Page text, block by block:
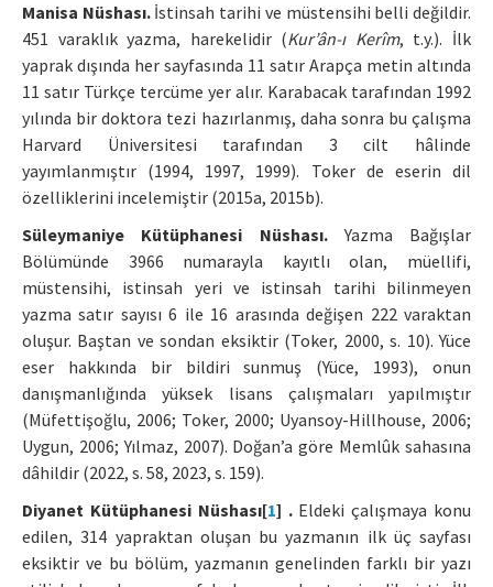
Manisa Nüshası.İstinsah tarihi ve müstensihi belli değildir.
451 varaklık yazma, harekelidir (Kur’ân-ı Kerîm, t.y.). İlk
yaprak dışında her sayfasında 11 satır Arapça metin altında
11 satır Türkçe tercüme yer alır. Karabacak tarafından 1992
yılında bir doktora tezi hazırlanmış, daha sonra bu çalışma
Harvard Üniversitesi tarafından 3 cilt hâlinde
yayımlanmıştır (1994, 1997, 1999). Toker de eserin dil
özelliklerini incelemiştir (2015a, 2015b).
Süleymaniye Kütüphanesi Nüshası.Yazma Bağışlar
Bölümünde 3966 numarayla kayıtlı olan, müellifi,
müstensihi, istinsah yeri ve istinsah tarihi bilinmeyen
yazma satır sayısı 6 ile 16 arasında değişen 222 varaktan
oluşur. Baştan ve sondan eksiktir (Toker, 2000, s. 10). Yüce
eser hakkında bir bildiri sunmuş (Yüce, 1993), onun
danışmanlığında yüksek lisans çalışmaları yapılmıştır
(Müfettişoğlu, 2006; Toker, 2000; Uyansoy-Hillhouse, 2006;
Uygun, 2006; Yılmaz, 2007). Doğan’a göre Memlûk sahasına
dâhildir (2022, s. 58, 2023, s. 159).
Diyanet Kütüphanesi Nüshası[1] .Eldeki çalışmaya konu
edilen, 314 yapraktan oluşan bu yazmanın ilk üç sayfası
eksiktir ve bu bölüm, yazmanın genelinden farklı bir yazı